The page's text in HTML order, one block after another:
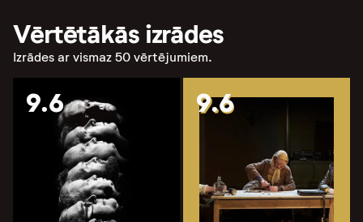
Vērtētākās izrādes
Izrādes ar vismaz 50 vērtējumiem.
9.6 9.6